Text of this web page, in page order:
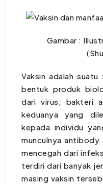
Gambar :
Vaksin adalah
bentuk produk
dari virus, bakteri
keduanya yang
kepada individu
munculnya antibody
mencegah dari
terdiri dari banyak
masing vaksin